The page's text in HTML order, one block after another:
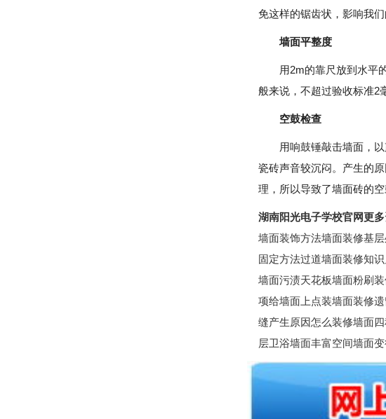
免这样的锯齿状，影响我们
墙面平整度
用2m的靠尺放到水平的
般来说，不超过验收标准2
空鼓检查
用响鼓锤敲击墙面，以
瓷砖声音较沉闷。产生的
理，所以导致了墙面砖的空
湖南阳光电子学校官网更
墙面装饰方法墙面装修基
固定方法过道墙面装修知
墙面污渍天花板墙面粉刷
项给墙面上点装墙面装修
缝产生原因怎么装修墙面
层卫浴墙面丰富空间墙面